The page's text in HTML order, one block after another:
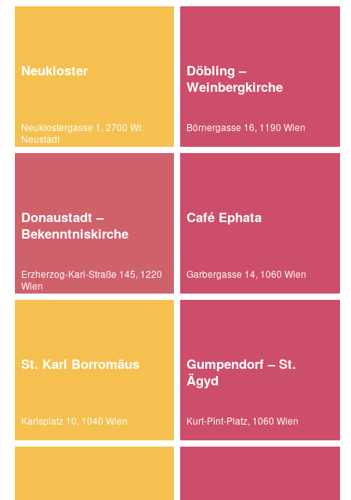
Neukloster
Neuklostergasse 1, 2700 Wr.
Neustadt
Döbling –
Weinbergkirche
Börnergasse 16, 1190 Wien
Donaustadt –
Bekenntniskirche
Erzherzog-Karl-Straße 145, 1220
Wien
Café Ephata
Garbergasse 14, 1060 Wien
St. Karl Borromäus
Karlsplatz 10, 1040 Wien
Gumpendorf – St.
Ägyd
Kurt-Pint-Platz, 1060 Wien